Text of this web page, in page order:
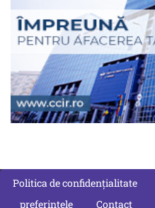
Politica de confidențialitate
preferințele
Contact